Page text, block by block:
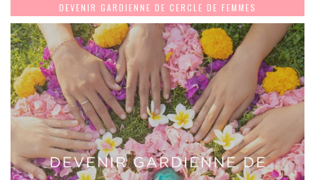
DEVENIR GARDIENNE DE CERCLE DE FEMMES